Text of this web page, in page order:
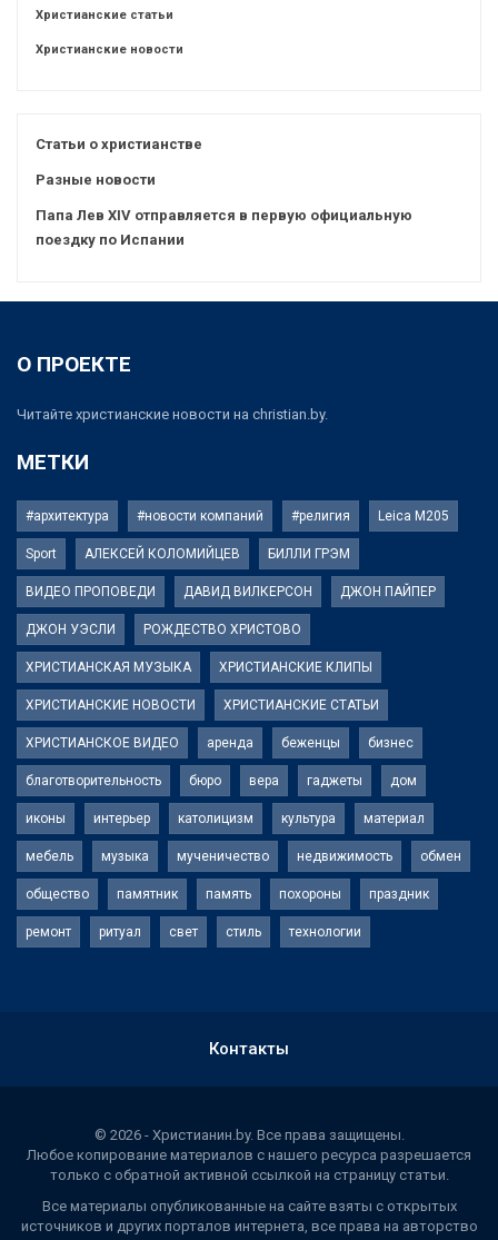
Христианские статьи
Христианские новости
Статьи о христианстве
Разные новости
Папа Лев XIV отправляется в первую официальную
поездку по Испании
О ПРОЕКТЕ
Читайте христианские новости на christian.by.
МЕТКИ
#архитектура #новости компаний #религия Leica M205
Sport АЛЕКСЕЙ КОЛОМИЙЦЕВ БИЛЛИ ГРЭМ
ВИДЕО ПРОПОВЕДИ ДАВИД ВИЛКЕРСОН ДЖОН ПАЙПЕР
ДЖОН УЭСЛИ РОЖДЕСТВО ХРИСТОВО
ХРИСТИАНСКАЯ МУЗЫКА ХРИСТИАНСКИЕ КЛИПЫ
ХРИСТИАНСКИЕ НОВОСТИ ХРИСТИАНСКИЕ СТАТЬИ
ХРИСТИАНСКОЕ ВИДЕО аренда беженцы бизнес
благотворительность бюро вера гаджеты дом
иконы интерьер католицизм культура материал
мебель музыка мученичество недвижимость обмен
общество памятник память похороны праздник
ремонт ритуал свет стиль технологии
Контакты
© 2026 - Христианин.by. Все права защищены.
Любое копирование материалов с нашего ресурса разрешается
только с обратной активной ссылкой на страницу статьи.
Все материалы опубликованные на сайте взяты с открытых
источников и других порталов интернета, все права на авторство